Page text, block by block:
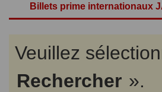
Billets prime internationaux
Veuillez
Rechercher ».